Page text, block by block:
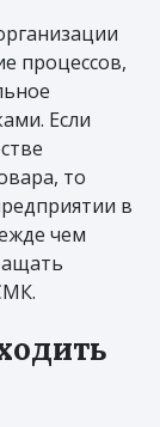
процессов,
Если
то
в
чем